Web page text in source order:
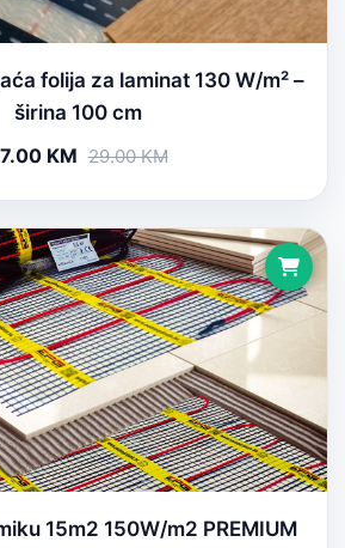
folija za laminat 130 W/m² –
širina 100 cm
KM 29.00 KM
15m2 150W/m2 PREMIUM